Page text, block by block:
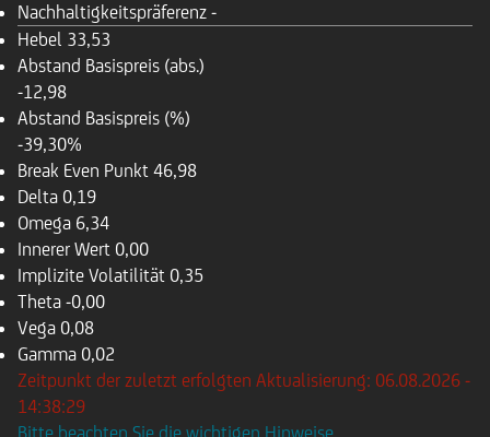
Nachhaltigkeitspräferenz -
Hebel 33,53
Abstand Basispreis (abs.)
-12,98
Abstand Basispreis (%)
-39,30%
Break Even Punkt 46,98
Delta 0,19
Omega 6,34
Innerer Wert 0,00
Implizite Volatilität 0,35
Theta -0,00
Vega 0,08
Gamma 0,02
Zeitpunkt der zuletzt erfolgten Aktualisierung: 06.08.2026 -
14:38:29
Bitte beachten Sie die wichtigen Hinweise.